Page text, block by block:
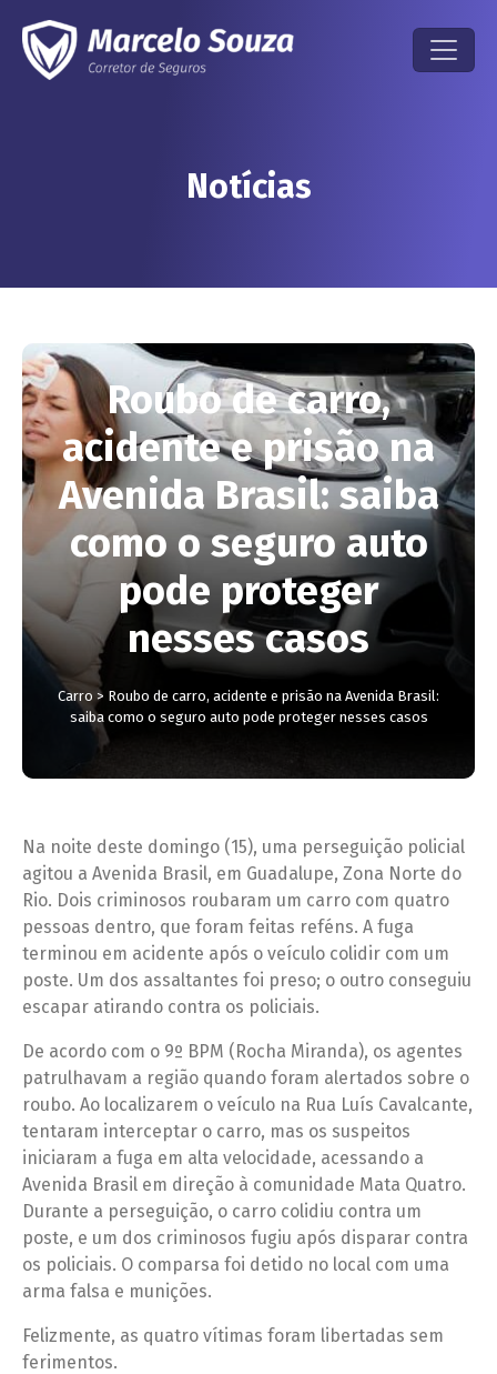
Notícias
Roubo de carro,
acidente e prisão na
Avenida Brasil: saiba
como o seguro auto
pode proteger
nesses casos
Carro > Roubo de carro, acidente e prisão na Avenida Brasil:
saiba como o seguro auto pode proteger nesses casos
Na noite deste domingo (15), uma perseguição policial
agitou a Avenida Brasil, em Guadalupe, Zona Norte do
Rio. Dois criminosos roubaram um carro com quatro
pessoas dentro, que foram feitas reféns. A fuga
terminou em acidente após o veículo colidir com um
poste. Um dos assaltantes foi preso; o outro conseguiu
escapar atirando contra os policiais.
De acordo com o 9º BPM (Rocha Miranda), os agentes
patrulhavam a região quando foram alertados sobre o
roubo. Ao localizarem o veículo na Rua Luís Cavalcante,
tentaram interceptar o carro, mas os suspeitos
iniciaram a fuga em alta velocidade, acessando a
Avenida Brasil em direção à comunidade Mata Quatro.
Durante a perseguição, o carro colidiu contra um
poste, e um dos criminosos fugiu após disparar contra
os policiais. O comparsa foi detido no local com uma
arma falsa e munições.
Felizmente, as quatro vítimas foram libertadas sem
ferimentos.